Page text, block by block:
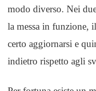
modo diverso. Nei
la messa in funzione,
certo aggiornarsi e
indietro rispetto agli